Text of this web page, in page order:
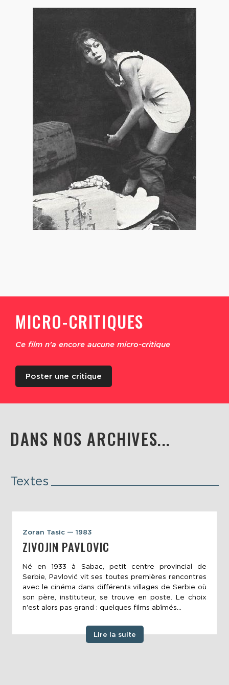
MICRO-CRITIQUES
Ce film n'a encore aucune micro-critique
Poster une critique
DANS NOS ARCHIVES...
Textes
Zoran Tasic — 1983
ZIVOJIN PAVLOVIC
Né en 1933 à Sabac, petit centre provincial de
Serbie, Pavlović vit ses toutes premières rencontres
avec le cinéma dans différents villages de Serbie où
son père, instituteur, se trouve en poste. Le choix
n'est alors pas grand : quelques films abîmés...
Lire la suite